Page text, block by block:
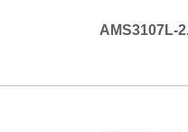
AMS3107L-